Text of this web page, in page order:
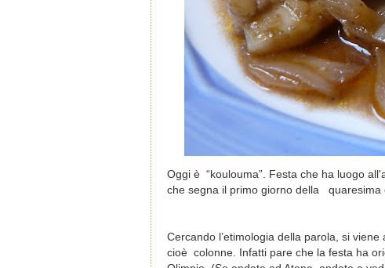
Oggi è “koulouma”. Festa che ha luogo
che segna il primo giorno della quaresima
Cercando l’etimologia della parola, si viene
cioè colonne. Infatti pare che la festa ha